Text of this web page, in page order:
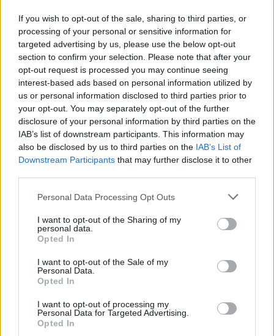
If you wish to opt-out of the sale, sharing to third parties, or
processing of your personal or sensitive information for
targeted advertising by us, please use the below opt-out
section to confirm your selection. Please note that after your
opt-out request is processed you may continue seeing
interest-based ads based on personal information utilized by
us or personal information disclosed to third parties prior to
your opt-out. You may separately opt-out of the further
disclosure of your personal information by third parties on the
IAB’s list of downstream participants. This information may
also be disclosed by us to third parties on the IAB’s List of
Downstream Participants that may further disclose it to other
Personal Data Processing Opt Outs
I want to opt-out of the Sharing of my
personal data.
Opted In
I want to opt-out of the Sale of my
Personal Data.
Opted In
I want to opt-out of processing my
Personal Data for Targeted Advertising.
Opted In
marec 2024
február 2024
január 2024
december 2023
november 2023
september 2023
júl 2023
jún 2023
máj 2023
apríl 2023
február 2023